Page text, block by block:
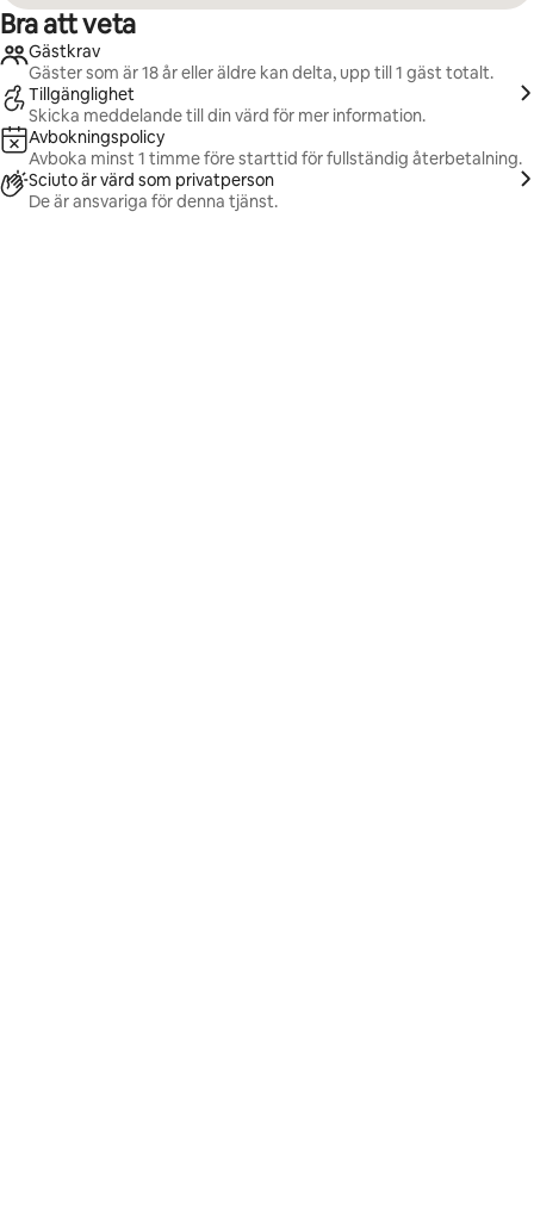
Bra att veta
Gästkrav
Gäster som är 18 år eller äldre kan delta, upp till 1 gäst totalt.
Tillgänglighet
Skicka meddelande till din värd för mer information.
Avbokningspolicy
Avboka minst 1 timme före starttid för fullständig återbetalning.
Sciuto är värd som privatperson
De är ansvariga för denna tjänst.